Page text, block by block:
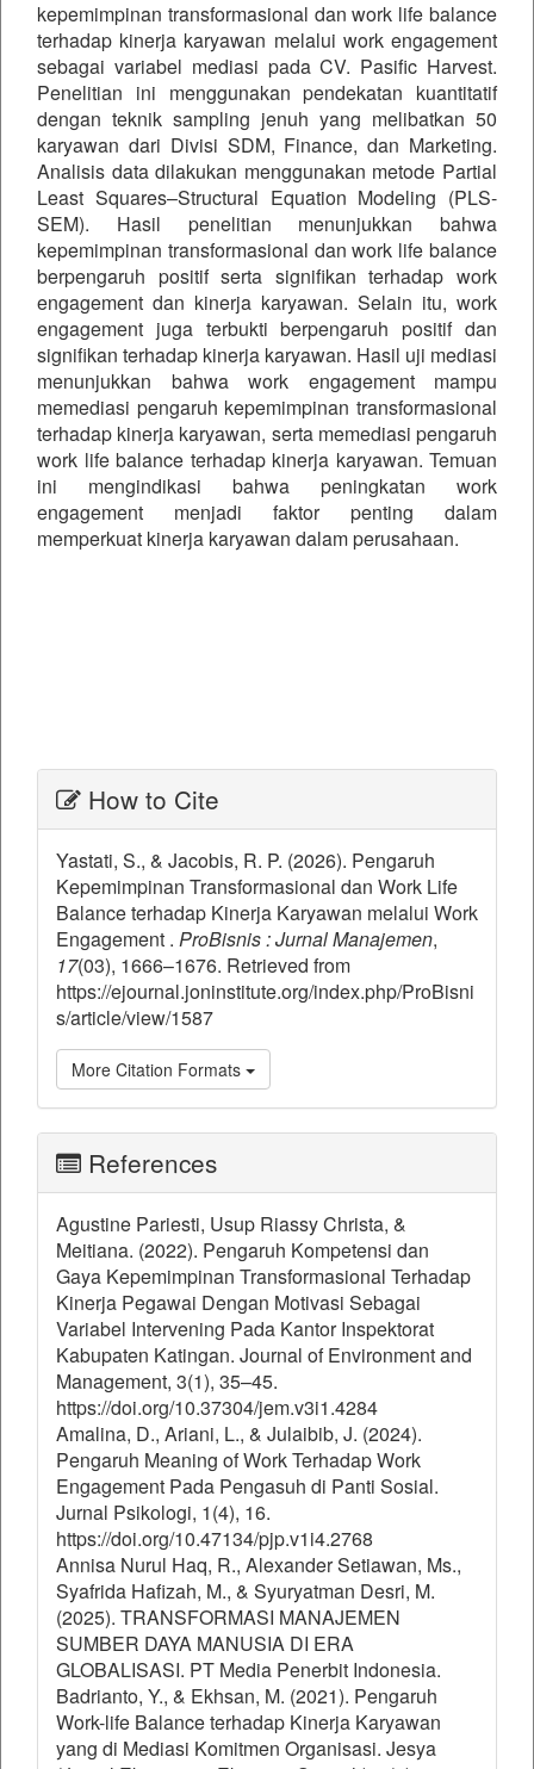
kepemimpinan transformasional dan work life balance
terhadap kinerja karyawan melalui work engagement
sebagai variabel mediasi pada CV. Pasific Harvest.
Penelitian ini menggunakan pendekatan kuantitatif
dengan teknik sampling jenuh yang melibatkan 50
karyawan dari Divisi SDM, Finance, dan Marketing.
Analisis data dilakukan menggunakan metode Partial
Least Squares–Structural Equation Modeling (PLS-
SEM). Hasil penelitian menunjukkan bahwa
kepemimpinan transformasional dan work life balance
berpengaruh positif serta signifikan terhadap work
engagement dan kinerja karyawan. Selain itu, work
engagement juga terbukti berpengaruh positif dan
signifikan terhadap kinerja karyawan. Hasil uji mediasi
menunjukkan bahwa work engagement mampu
memediasi pengaruh kepemimpinan transformasional
terhadap kinerja karyawan, serta memediasi pengaruh
work life balance terhadap kinerja karyawan. Temuan
ini mengindikasi bahwa peningkatan work
engagement menjadi faktor penting dalam
memperkuat kinerja karyawan dalam perusahaan.
How to Cite
Yastati, S., & Jacobis, R. P. (2026). Pengaruh
Kepemimpinan Transformasional dan Work Life
Balance terhadap Kinerja Karyawan melalui Work
Engagement . ProBisnis : Jurnal Manajemen,
17(03), 1666–1676. Retrieved from
https://ejournal.joninstitute.org/index.php/ProBisni
s/article/view/1587
More Citation Formats
References
Agustine Pariesti, Usup Riassy Christa, &
Meitiana. (2022). Pengaruh Kompetensi dan
Gaya Kepemimpinan Transformasional Terhadap
Kinerja Pegawai Dengan Motivasi Sebagai
Variabel Intervening Pada Kantor Inspektorat
Kabupaten Katingan. Journal of Environment and
Management, 3(1), 35–45.
https://doi.org/10.37304/jem.v3i1.4284
Amalina, D., Ariani, L., & Julaibib, J. (2024).
Pengaruh Meaning of Work Terhadap Work
Engagement Pada Pengasuh di Panti Sosial.
Jurnal Psikologi, 1(4), 16.
https://doi.org/10.47134/pjp.v1i4.2768
Annisa Nurul Haq, R., Alexander Setiawan, Ms.,
Syafrida Hafizah, M., & Syuryatman Desri, M.
(2025). TRANSFORMASI MANAJEMEN
SUMBER DAYA MANUSIA DI ERA
GLOBALISASI. PT Media Penerbit Indonesia.
Badrianto, Y., & Ekhsan, M. (2021). Pengaruh
Work-life Balance terhadap Kinerja Karyawan
yang di Mediasi Komitmen Organisasi. Jesya